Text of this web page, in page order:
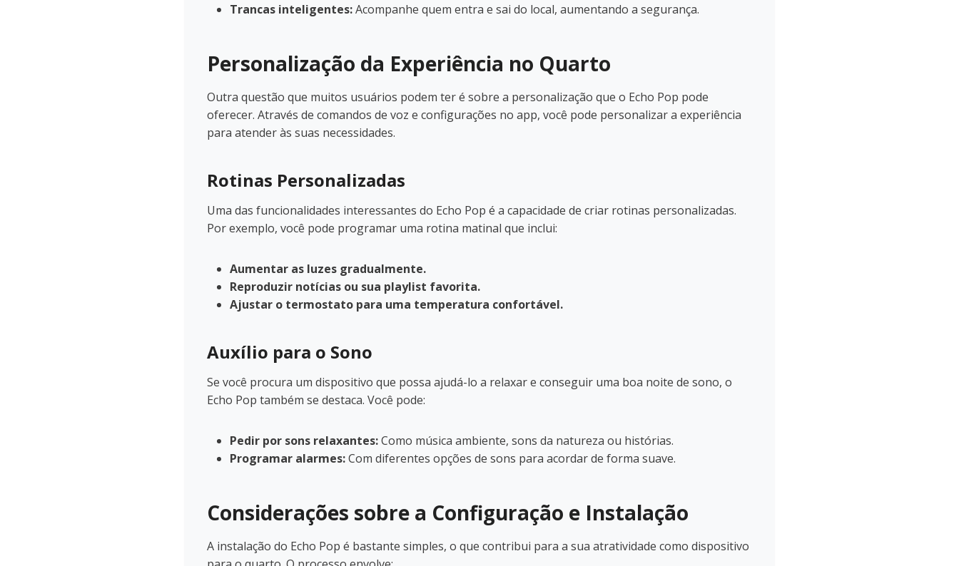
Trancas inteligentes:Acompanhe quem entra e sai do local, aumentando a segurança.
Personalização da Experiência no Quarto
Outra questão que muitos usuários podem ter é sobre a personalização que o Echo Pop pode
oferecer. Através de comandos de voz e configurações no app, você pode personalizar a experiência
para atender às suas necessidades.
Rotinas Personalizadas
Uma das funcionalidades interessantes do Echo Pop é a capacidade de criar rotinas personalizadas.
Por exemplo, você pode programar uma rotina matinal que inclui:
Aumentar as luzes gradualmente.
Reproduzir notícias ou sua playlist favorita.
Ajustar o termostato para uma temperatura confortável.
Auxílio para o Sono
Se você procura um dispositivo que possa ajudá-lo a relaxar e conseguir uma boa noite de sono, o
Echo Pop também se destaca. Você pode:
Pedir por sons relaxantes:Como música ambiente, sons da natureza ou histórias.
Programar alarmes:Com diferentes opções de sons para acordar de forma suave.
Considerações sobre a Configuração e Instalação
A instalação do Echo Pop é bastante simples, o que contribui para a sua atratividade como dispositivo